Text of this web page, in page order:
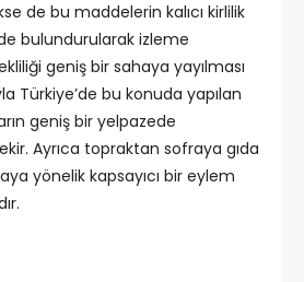
de bu maddelerin kalıcı kirlilik
bulundurularak izleme
geniş bir sahaya yayılması
Türkiye’de bu konuda yapılan
geniş bir yelpazede
Ayrıca topraktan sofraya gıda
yönelik kapsayıcı bir eylem